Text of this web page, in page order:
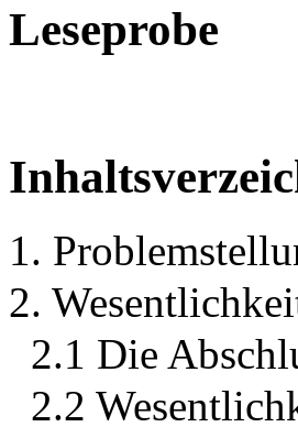
Leseprobe
1.
2.
2.1 Die
2.2